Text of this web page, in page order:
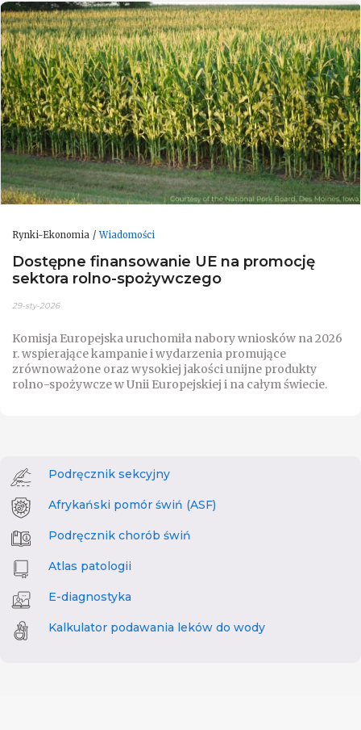
Rynki-Ekonomia Wiadomości
Dostępne finansowanie UE na promocję
sektora rolno-spożywczego
29-sty-2026
Komisja Europejska uruchomiła nabory wniosków na 2026
r. wspierające kampanie i wydarzenia promujące
zrównoważone oraz wysokiej jakości unijne produkty
rolno-spożywcze w Unii Europejskiej i na całym świecie.
Podręcznik sekcyjny
Afrykański pomór świń (ASF)
Podręcznik chorób świń
Atlas patologii
E-diagnostyka
Kalkulator podawania leków do wody